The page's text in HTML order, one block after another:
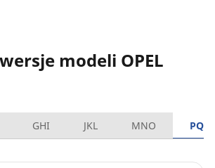
modeli OPEL
GHI JKL MNO PQRS